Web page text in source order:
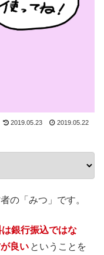
2019.05.23 2019.05.22
の「みつ」です。
銀行振込ではな
良い ということを